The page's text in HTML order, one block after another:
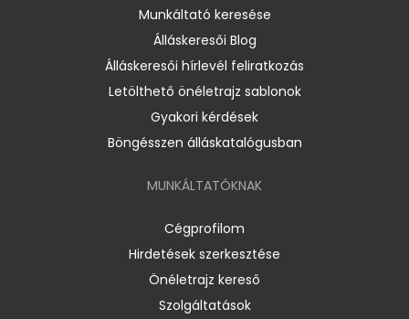
Munkáltató keresése
Álláskeresői Blog
Álláskeresői hírlevél feliratkozás
Letölthető önéletrajz sablonok
Gyakori kérdések
Böngésszen álláskatalógusban
MUNKÁLTATÓKNAK
Cégprofilom
Hirdetések szerkesztése
Önéletrajz kereső
Szolgáltatások